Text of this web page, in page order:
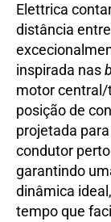
Elettrica
distância
inspirada nas
motor
posição de
projetada
condutor
garantindo
dinâmica
tempo que